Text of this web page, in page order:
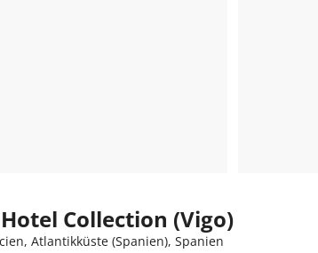
Collection (Vigo)
Atlantikküste (Spanien), Spanien